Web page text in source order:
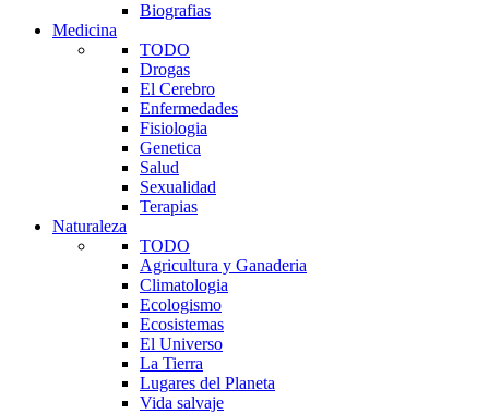
Biografias
Medicina
TODO
Drogas
El Cerebro
Enfermedades
Fisiologia
Genetica
Salud
Sexualidad
Terapias
Naturaleza
TODO
Agricultura y Ganaderia
Climatologia
Ecologismo
Ecosistemas
El Universo
La Tierra
Lugares del Planeta
Vida salvaje